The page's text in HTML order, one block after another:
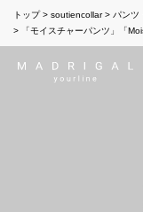
トップ soutiencollar
パンツ
「モイスチャーパンツ」「